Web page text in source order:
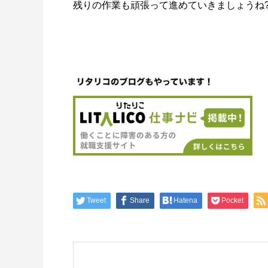
残りの作業も頑張って進めていきましょう
Tweet Share Hatena Pocket